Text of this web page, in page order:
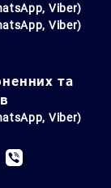
Viber)
Viber)
та
Viber)